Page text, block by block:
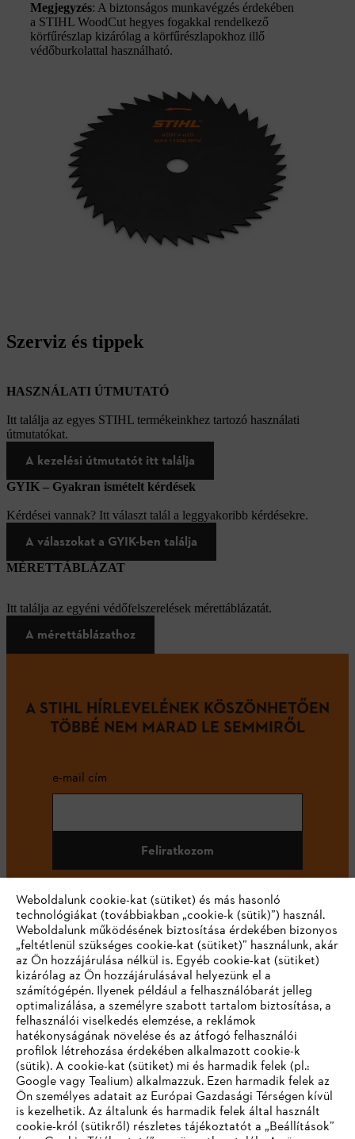
Megjegyzés: A biztonságos munkavégzés érdekében
a STIHL WoodCut hegyes fogakkal rendelkező
körfűrészlap kizárólag a körfűrészlapokhoz illő
védőburkolattal használható.
Szerviz és tippek
HASZNÁLATI ÚTMUTATÓ
Itt találja az egyes STIHL termékeinkhez tartozó használati
útmutatókat.
A kezelési útmutatót itt találja
GYIK – Gyakran ismételt kérdések
Kérdései vannak? Itt választ talál a leggyakoribb kérdésekre.
A válaszokat a GYIK-ben találja
MÉRETTÁBLÁZAT
Itt találja az egyéni védőfelszerelések mérettáblázatát.
A mérettáblázathoz
A STIHL HÍRLEVELÉNEK KÖSZÖNHETŐEN
TÖBBÉ NEM MARAD LE SEMMIRŐL
e-mail cím
Feliratkozom
#STIHL
Vállalat
STIHL GYIK
Weboldalunk cookie-kat (sütiket) és más hasonló
technológiákat (továbbiakban „cookie-k (sütik)”) használ.
Weboldalunk működésének biztosítása érdekében bizonyos
„feltétlenül szükséges cookie-kat (sütiket)” használunk, akár
az Ön hozzájárulása nélkül is. Egyéb cookie-kat (sütiket)
kizárólag az Ön hozzájárulásával helyezünk el a
számítógépén. Ilyenek például a felhasználóbarát jelleg
optimalizálása, a személyre szabott tartalom biztosítása, a
felhasználói viselkedés elemzése, a reklámok
hatékonyságának növelése és az átfogó felhasználói
profilok létrehozása érdekében alkalmazott cookie-k
(sütik). A cookie-kat (sütiket) mi és harmadik felek (pl.:
Google vagy Tealium) alkalmazzuk. Ezen harmadik felek az
Ön személyes adatait az Európai Gazdasági Térségen kívül
is kezelhetik. Az általunk és harmadik felek által használt
cookie-król (sütikről) részletes tájékoztatót a „Beállítások”